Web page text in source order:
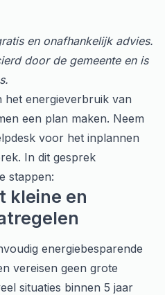
en onafhankelijk advies.
door de gemeente en is
het energieverbruik van
een plan maken. Neem
voor het inplannen
In dit gesprek
stappen:
kleine en
energiebesparende
vereisen geen grote
situaties binnen 5 jaar